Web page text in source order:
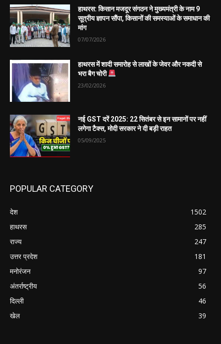
हाथरस: किसान मजदूर संगठन ने मुख्यमंत्री के नाम 9
सूत्रीय ज्ञापन सौंपा, किसानों की समस्याओं के समाधान की
मांग
07/07/2026
हाथरस में शादी समारोह से लाखों के जेवर और नकदी से
भरा बैग चोरी
23/02/2026
नई GST दरें 2025: 22 सितंबर से इन सामानों पर नहीं
लगेगा टैक्स, मोदी सरकार ने दी बड़ी राहत
05/09/2025
POPULAR CATEGORY
देश
1502
हाथरस
285
राज्य
247
उत्तर प्रदेश
181
मनोरंजन
97
अंतर्राष्ट्रीय
56
दिल्ली
46
खेल
39